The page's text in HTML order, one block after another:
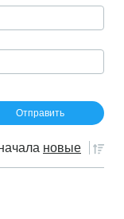
новые